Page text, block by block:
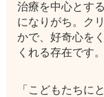
治療を中心とす
になりがち。ク
かで、好奇心を
くれる存在です。
「こどもたちに